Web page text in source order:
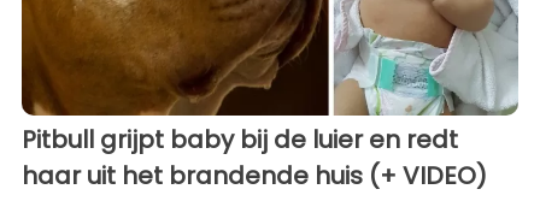
Pitbull grijpt baby bij de luier en redt
haar uit het brandende huis (+ VIDEO)